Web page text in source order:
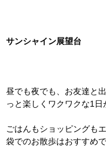
サンシャイン展望台
昼でも夜でも、お友達と
っと楽しくワクワクな1日
ごはんもショッピングも
袋でのお散歩はおすすめで